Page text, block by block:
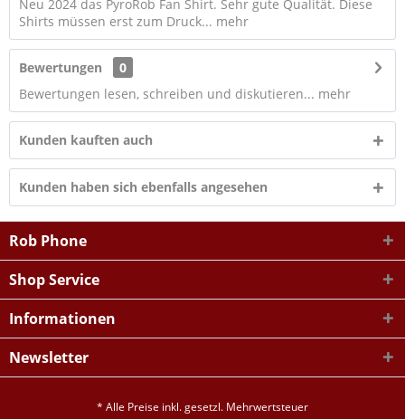
Neu 2024 das PyroRob Fan Shirt. Sehr gute Qualität. Diese
Shirts müssen erst zum Druck... mehr
Bewertungen
0
Bewertungen lesen, schreiben und diskutieren... mehr
Kunden kauften auch
Kunden haben sich ebenfalls angesehen
Rob Phone
Shop Service
Informationen
Newsletter
* Alle Preise inkl. gesetzl. Mehrwertsteuer